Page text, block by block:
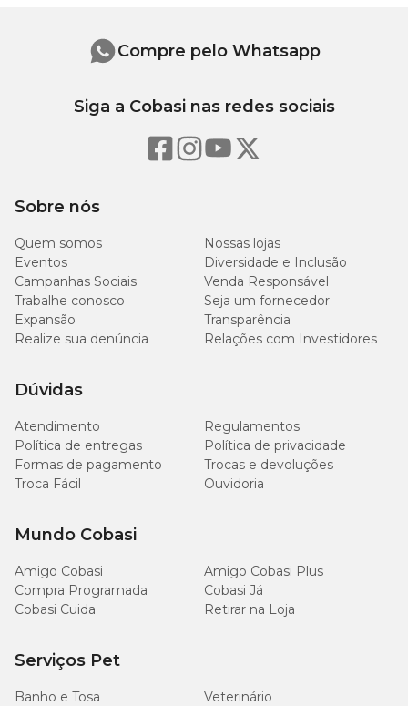
Sobre nós
Quem somos
Nossas lojas
Eventos
Diversidade e Inclusão
Campanhas Sociais
Venda Responsável
Trabalhe conosco
Seja um fornecedor
Expansão
Transparência
Realize sua denúncia
Relações com Investidores
Dúvidas
Atendimento
Regulamentos
Política de entregas
Política de privacidade
Formas de pagamento
Trocas e devoluções
Troca Fácil
Ouvidoria
Mundo Cobasi
Amigo Cobasi
Amigo Cobasi Plus
Compra Programada
Cobasi Já
Cobasi Cuida
Retirar na Loja
Serviços Pet
Banho e Tosa
Veterinário
Compre pelo Whatsapp
Siga a Cobasi nas redes sociais